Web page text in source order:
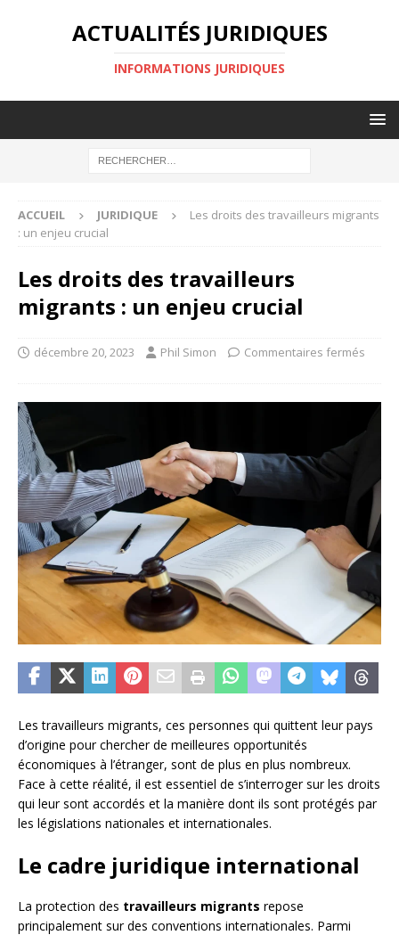
ACTUALITÉS JURIDIQUES
INFORMATIONS JURIDIQUES
ACCUEIL JURIDIQUE
Les droits des travailleurs migrants
: un enjeu crucial
Les droits des travailleurs
migrants : un enjeu crucial
décembre 20, 2023 Phil Simon Commentaires fermés
Les travailleurs migrants, ces personnes qui quittent leur pays
d’origine pour chercher de meilleures opportunités
économiques à l’étranger, sont de plus en plus nombreux.
Face à cette réalité, il est essentiel de s’interroger sur les droits
qui leur sont accordés et la manière dont ils sont protégés par
les législations nationales et internationales.
Le cadre juridique international
La protection des travailleurs migrants repose
principalement sur des conventions internationales. Parmi